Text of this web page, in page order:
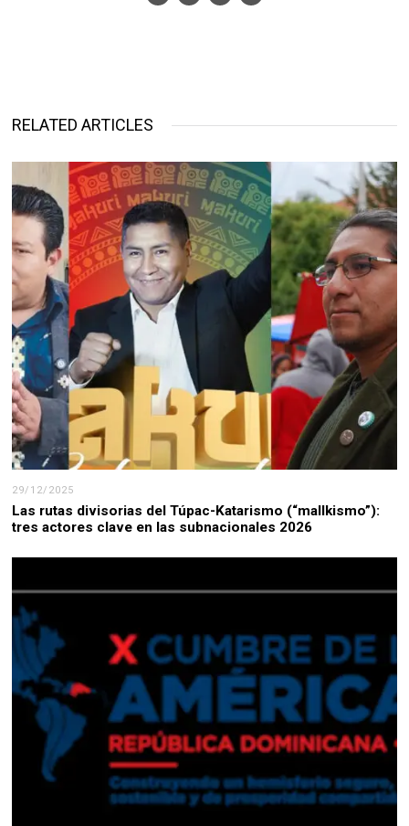
RELATED ARTICLES
29/12/2025
Las rutas divisorias del Túpac-Katarismo (“mallkismo”):
tres actores clave en las subnacionales 2026